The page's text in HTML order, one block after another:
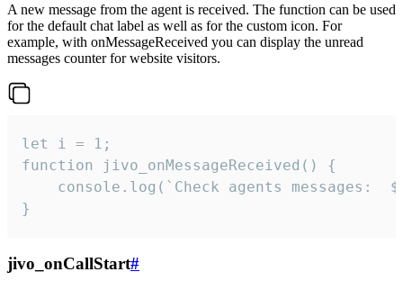
A new message from the agent is received. The function can be used
for the default chat label as well as for the custom icon. For
example, with onMessageReceived you can display the unread
messages counter for website visitors.
let i = 1;
function jivo_onMessageReceived() {
}
jivo_onCallStart#